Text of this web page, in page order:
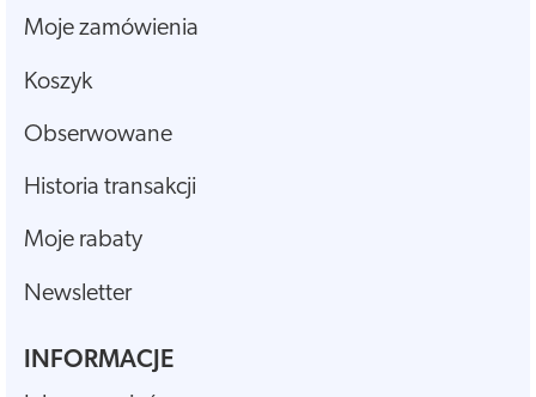
Moje zamówienia
Koszyk
Obserwowane
Historia transakcji
Moje rabaty
Newsletter
INFORMACJE